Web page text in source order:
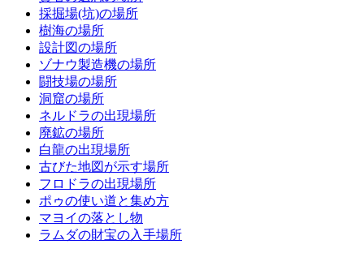
採掘場(坑)の場所
樹海の場所
設計図の場所
ゾナウ製造機の場所
闘技場の場所
洞窟の場所
ネルドラの出現場所
廃鉱の場所
白龍の出現場所
古びた地図が示す場所
フロドラの出現場所
ポゥの使い道と集め方
マヨイの落とし物
ラムダの財宝の入手場所